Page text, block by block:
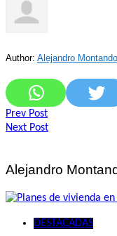
Author: Alejandro
Navegación
de
Prev Post
Next Post
Alejandro
DESTACADAS